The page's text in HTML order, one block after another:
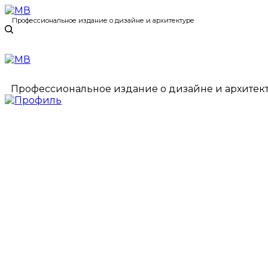
Профессиональное издание о дизайне и архитектуре
Профессиональное издание о дизайне и